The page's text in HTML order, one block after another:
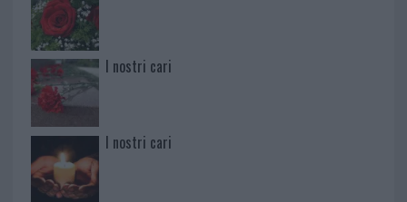
I nostri cari
I nostri cari